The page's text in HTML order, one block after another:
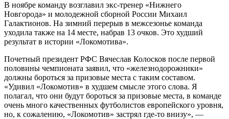
В ноябре команду возглавил экс-тренер «Нижнего
Новгорода» и молодежной сборной России Михаил
Галактионов. На зимний перерыв в межсезонье команда
уходила также на 14 месте, набрав 13 очков. Это худший
результат в истории «Локомотива».
Почетный президент РФС Вячеслав Колосков после первой
половины чемпионата заявил, что «железнодорожники»
должны бороться за призовые места с таким составом.
«Удивил «Локомотив» в худшем смысле этого слова. Я
полагал, что они будут бороться за призовые места, в команде
очень много качественных футболистов европейского уровня,
но, к сожалению, «Локомотив» застрял где-то внизу», —